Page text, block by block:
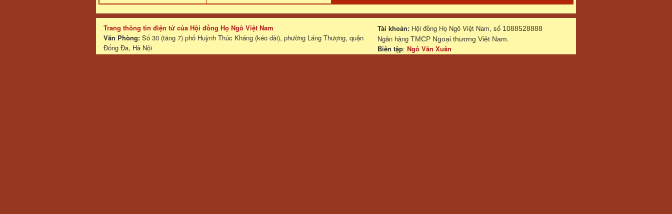
Trang thông tin điện tử của Hội đồng Họ Ngô Việt Nam
Văn Phòng: Số 30 (tầng 7) phố Huỳnh Thúc Kháng (kéo dài), phường Láng Thượng, quận
Đống Đa, Hà Nội
Website: ngotoc.vn
Tài khoản: Hội đồng Họ Ngô Việt Nam, số 1088528888
Ngân hàngTMCP Ngoại thương Việt Nam.
Biên tập:Ngô Văn Xuân